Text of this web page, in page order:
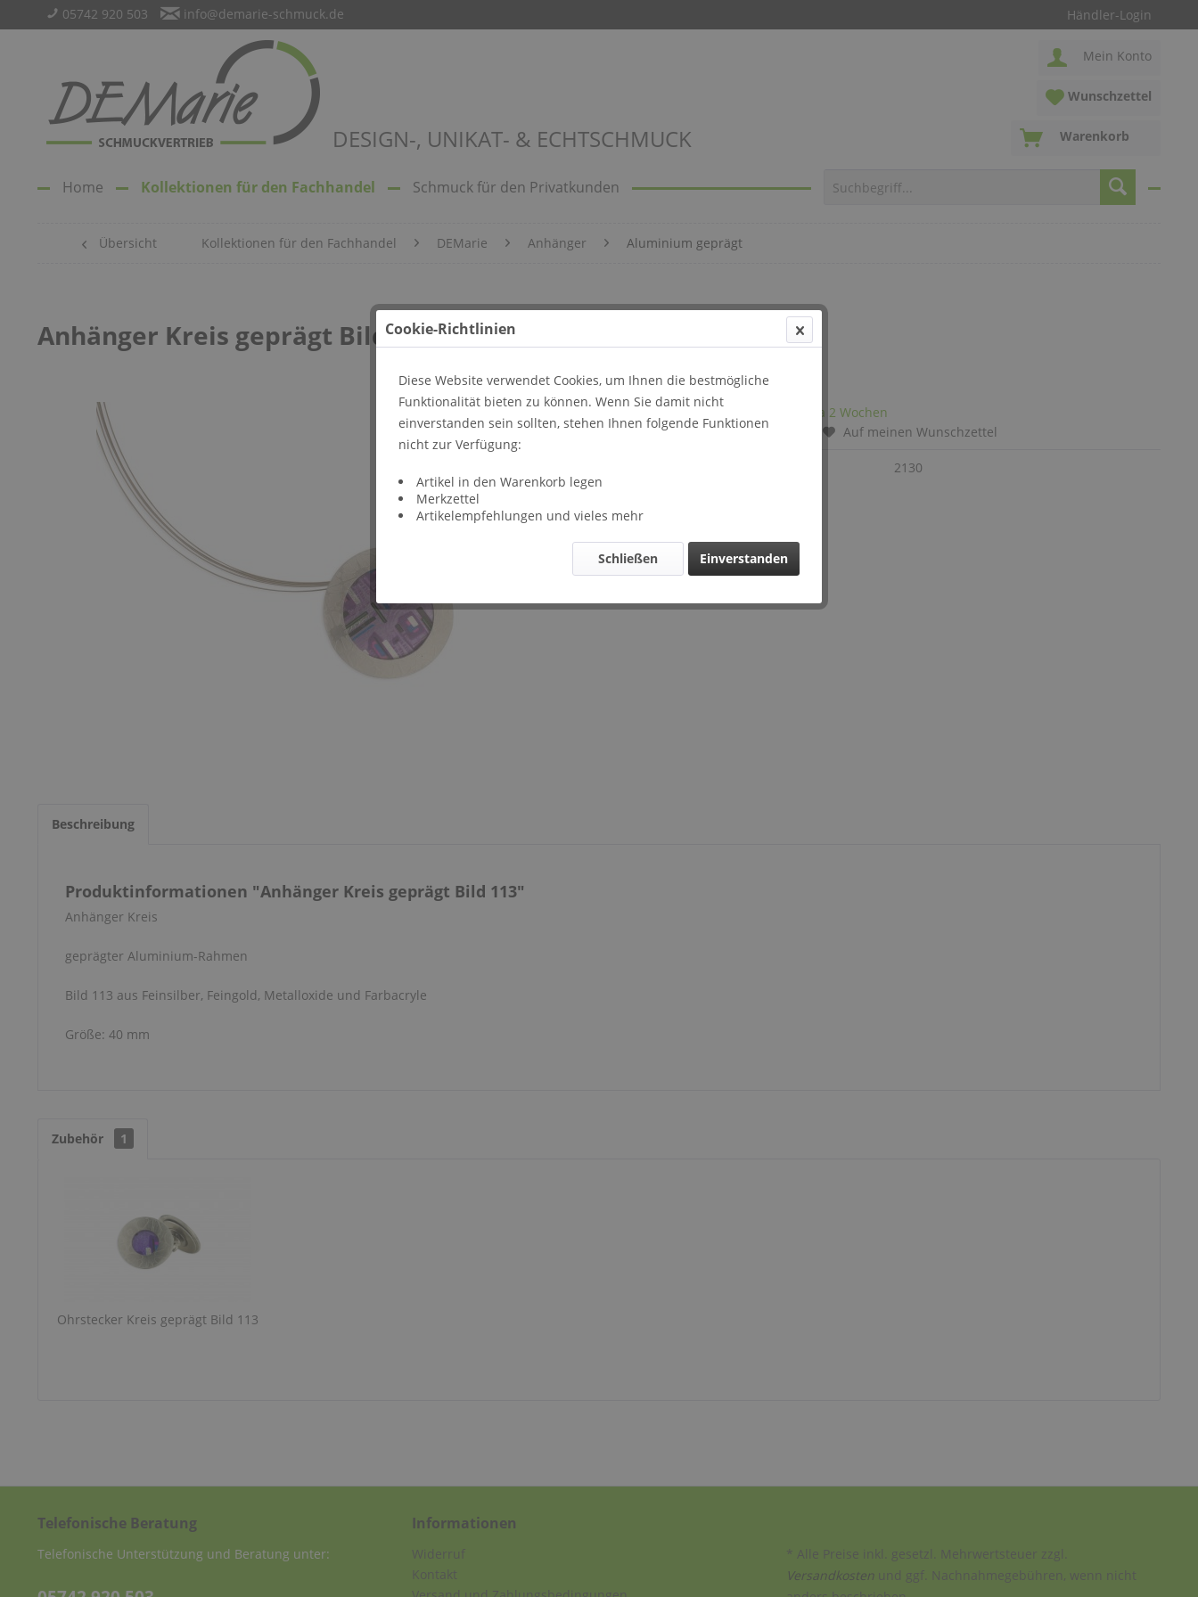
Händler-Login
05742 920 503 info@demarie-schmuck.de
DESIGN-, UNIKAT- & ECHTSCHMUCK
Mein Konto
Wunschzettel
Warenkorb
Home Kollektionen für den Fachhandel Schmuck für den Privatkunden
Übersicht Kollektionen für den Fachhandel DEMarie Anhänger Aluminium geprägt
Anhänger Kreis geprägt Bild 113
Lieferzeit: ca 2 Wochen
Vergleichen
Auf meinen Wunschzettel
2130
Beschreibung
Produktinformationen "Anhänger Kreis geprägt Bild 113"
Anhänger Kreis
geprägter Aluminium-Rahmen
Bild 113 aus Feinsilber, Feingold, Metalloxide und Farbacryle
Größe: 40 mm
Zubehör 1
Ohrstecker Kreis geprägt Bild 113
Telefonische Beratung
Telefonische Unterstützung und Beratung unter:
Informationen
Widerruf
Kontakt
* Alle Preise inkl. gesetzl. Mehrwertsteuer zzgl.
Versandkosten und ggf. Nachnahmegebühren, wenn nicht
Cookie-Richtlinien
Diese Website verwendet Cookies, um Ihnen die bestmögliche
Funktionalität bieten zu können. Wenn Sie damit nicht
einverstanden sein sollten, stehen Ihnen folgende Funktionen
nicht zur Verfügung:
Artikel in den Warenkorb legen
Merkzettel
Artikelempfehlungen und vieles mehr
Einverstanden
Schließen